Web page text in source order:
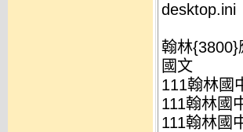
desktop.ini
翰林{3800}
國文
111翰林國
111翰林國
111翰林國